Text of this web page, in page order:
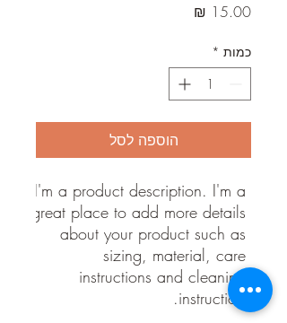
כמות *
הוספה לסל
I'm a product description. I'm a
great place to add more details
about your product such as
sizing, material, care
instructions and cleaning
instructions.